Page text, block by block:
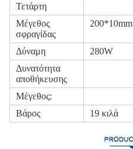
Τετάρτη
Μέγεθος
σφραγίδας
200*10mm
Δύναμη 280W
Δυνατότητα
αποθήκευσης
Μέγεθος:
Βάρος
19 κιλά